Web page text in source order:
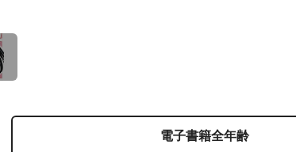
電子書籍全年齢